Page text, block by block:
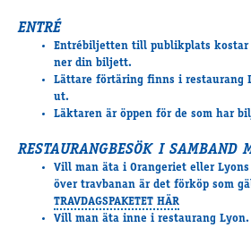
Tävlingsserier
Träning och provlopp
Aktiva
Månadens hästägare 2026
Euro Classic Trot
Andelshästar
ENTRÉ
Entrébiljetten till publikplats kostar
ner din biljett.
Lättare förtäring finns i restaurang
ut.
Läktaren är öppen för de som har
RESTAURANGBESÖK I SAMBAND
Vill man äta i Orangeriet eller
över travbanan är det förköp som
TRAVDAGSPAKETET HÄR
Vill man äta inne i restaurang